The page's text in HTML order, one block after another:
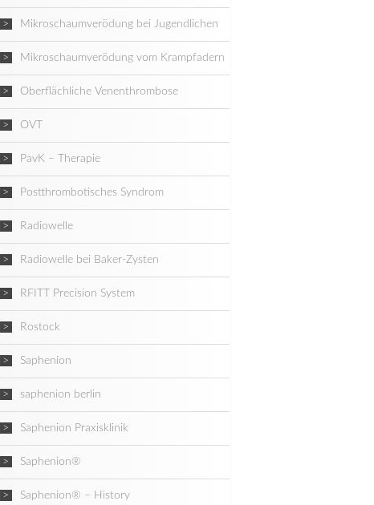
Mikroschaumverödung bei Jugendlichen
Mikroschaumverödung vom Krampfadern
Oberflächliche Venenthrombose
OVT
PavK – Therapie
Postthrombotisches Syndrom
Radiowelle
Radiowelle bei Baker-Zysten
RFITT Precision System
Rostock
Saphenion
saphenion berlin
Saphenion Praxisklinik
Saphenion®
Saphenion® – History